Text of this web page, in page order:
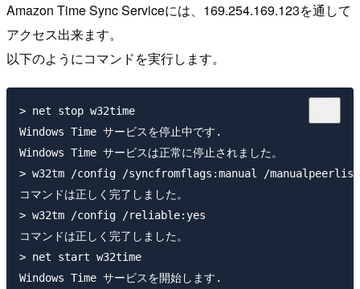
Amazon Time Sync Serviceには、169.254.169.123を通して
アクセス出来ます。
以下のようにコマンドを実行します。
> net stop w32time
Windows Time サービスを停止中です.
Windows Time サービスは正常に停止されました。
> w32tm /config /syncfromflags:manual /
コマンドは正しく完了しました。
> w32tm /config /reliable:yes
コマンドは正しく完了しました。
> net start w32time
Windows Time サービスを開始します.